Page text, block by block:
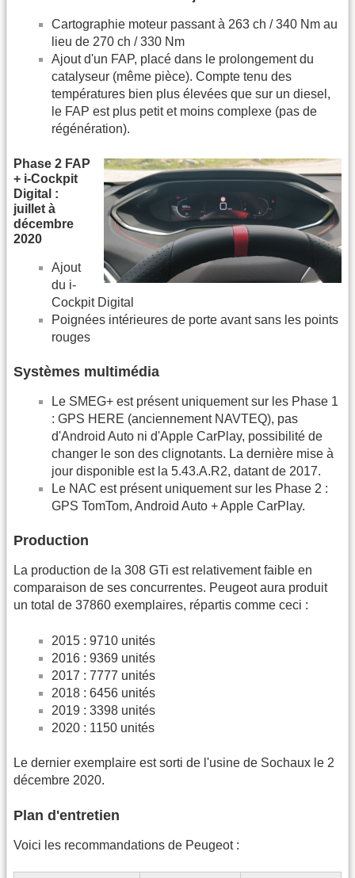
Cartographie moteur passant à 263 ch / 340 Nm au
lieu de 270 ch / 330 Nm
Ajout d'un FAP, placé dans le prolongement du
catalyseur (même pièce). Compte tenu des
températures bien plus élevées que sur un diesel,
le FAP est plus petit et moins complexe (pas de
régénération).
Phase 2 FAP
+ i-Cockpit
Digital :
juillet à
décembre
2020
Ajout
du i-
Cockpit Digital
Poignées intérieures de porte avant sans les points
rouges
Systèmes multimédia
Le SMEG+ est présent uniquement sur les Phase 1
: GPS HERE (anciennement NAVTEQ), pas
d'Android Auto ni d'Apple CarPlay, possibilité de
changer le son des clignotants. La dernière mise à
jour disponible est la 5.43.A.R2, datant de 2017.
Le NAC est présent uniquement sur les Phase 2 :
GPS TomTom, Android Auto + Apple CarPlay.
Production
La production de la 308 GTi est relativement faible en
comparaison de ses concurrentes. Peugeot aura produit
un total de 37860 exemplaires, répartis comme ceci :
2015 : 9710 unités
2016 : 9369 unités
2017 : 7777 unités
2018 : 6456 unités
2019 : 3398 unités
2020 : 1150 unités
Le dernier exemplaire est sorti de l'usine de Sochaux le 2
décembre 2020.
Plan d'entretien
Voici les recommandations de Peugeot :